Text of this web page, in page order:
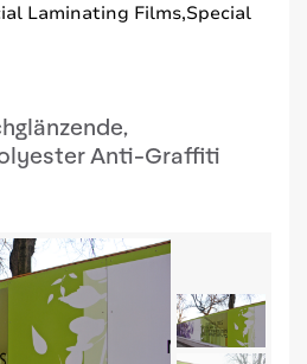
Laminating Films,Special
Anti-Graffiti